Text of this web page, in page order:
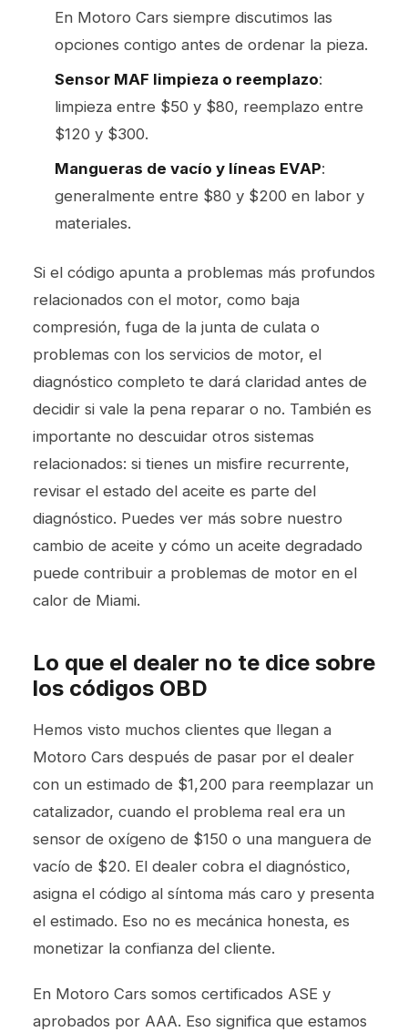
En Motoro Cars siempre discutimos las
opciones contigo antes de ordenar la pieza.
Sensor MAF limpieza o reemplazo:
limpieza entre $50 y $80, reemplazo entre
$120 y $300.
Mangueras de vacío y líneas EVAP:
generalmente entre $80 y $200 en labor y
materiales.
Si el código apunta a problemas más profundos
relacionados con el motor, como baja
compresión, fuga de la junta de culata o
problemas con los servicios de motor, el
diagnóstico completo te dará claridad antes de
decidir si vale la pena reparar o no. También es
importante no descuidar otros sistemas
relacionados: si tienes un misfire recurrente,
revisar el estado del aceite es parte del
diagnóstico. Puedes ver más sobre nuestro
cambio de aceite y cómo un aceite degradado
puede contribuir a problemas de motor en el
calor de Miami.
Lo que el dealer no te dice sobre
los códigos OBD
Hemos visto muchos clientes que llegan a
Motoro Cars después de pasar por el dealer
con un estimado de $1,200 para reemplazar un
catalizador, cuando el problema real era un
sensor de oxígeno de $150 o una manguera de
vacío de $20. El dealer cobra el diagnóstico,
asigna el código al síntoma más caro y presenta
el estimado. Eso no es mecánica honesta, es
monetizar la confianza del cliente.
En Motoro Cars somos certificados ASE y
aprobados por AAA. Eso significa que estamos